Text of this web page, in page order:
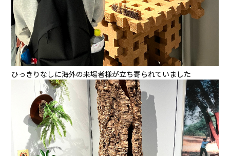
ひっきりなしに海外の来場者様が立ち寄られていました